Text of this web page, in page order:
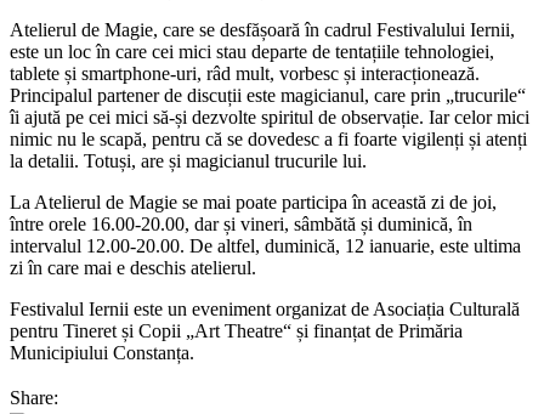
Atelierul de Magie, care se desfășoară în cadrul Festivalului Iernii,
este un loc în care cei mici stau departe de tentațiile tehnologiei,
tablete și smartphone-uri, râd mult, vorbesc și interacționează.
Principalul partener de discuții este magicianul, care prin „trucurile“
îi ajută pe cei mici să-și dezvolte spiritul de observație. Iar celor mici
nimic nu le scapă, pentru că se dovedesc a fi foarte vigilenți și atenți
la detalii. Totuși, are și magicianul trucurile lui.
La Atelierul de Magie se mai poate participa în această zi de joi,
între orele 16.00-20.00, dar și vineri, sâmbătă și duminică, în
intervalul 12.00-20.00. De altfel, duminică, 12 ianuarie, este ultima
zi în care mai e deschis atelierul.
Festivalul Iernii este un eveniment organizat de Asociația Culturală
pentru Tineret și Copii „Art Theatre“ și finanțat de Primăria
Municipiului Constanța.
Share: